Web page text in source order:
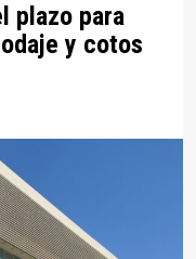
plazo para
y cotos